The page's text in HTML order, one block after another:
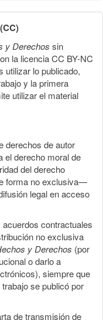
y Derechos sin
la licencia CC BY-NC
utilizar lo publicado,
y la primera
utilizar el material
derechos de autor
el derecho moral de
del derecho
forma no exclusiva—
legal en acceso
contractuales
no exclusiva
y Derechos (por
o darlo a
siempre que
se publicó por
de transmisión de